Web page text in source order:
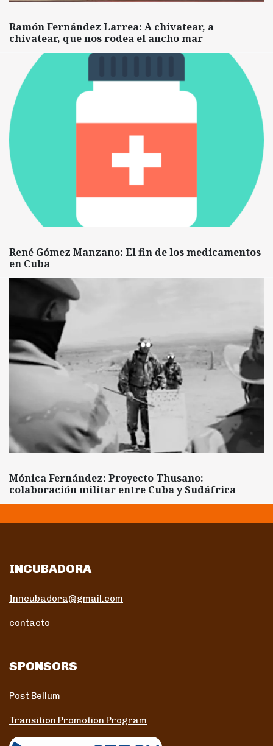
Ramón Fernández Larrea: A chivatear, a
chivatear, que nos rodea el ancho mar
René Gómez Manzano: El fin de los medicamentos
en Cuba
Mónica Fernández: Proyecto Thusano:
colaboración militar entre Cuba y Sudáfrica
INCUBADORA
Inncubadora@gmail.com
contacto
SPONSORS
Post Bellum
Transition Promotion Program